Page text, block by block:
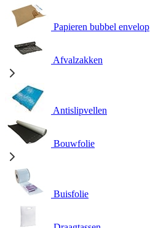
Papieren bubbel envelop
Afvalzakken
Antislipvellen
Bouwfolie
Buisfolie